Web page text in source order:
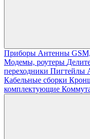
Приборы Антенны
Модемы, роутеры
переходники Пигтейлы
Кабельные сборки
комплектующие